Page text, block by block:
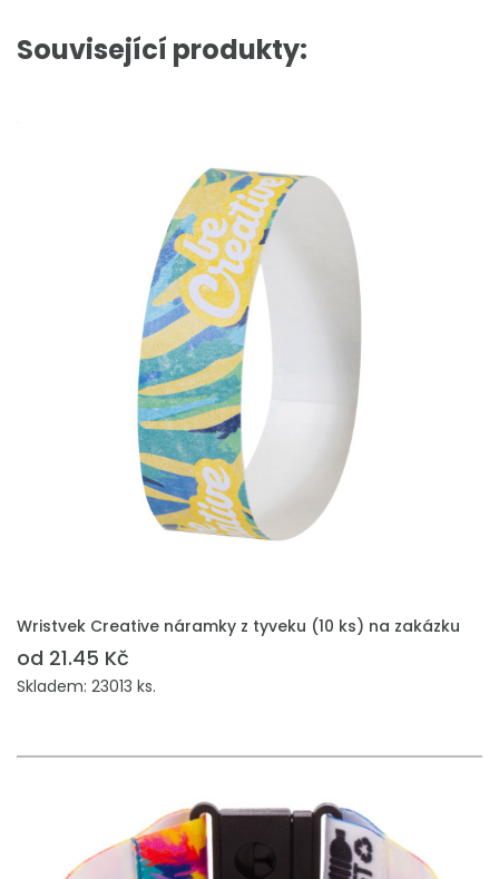
Související produkty:
PŘIDAT DO POPTÁVKY
Wristvek Creative náramky z tyveku (10 ks) na zakázku
od 21.45 Kč
Skladem: 23013 ks.